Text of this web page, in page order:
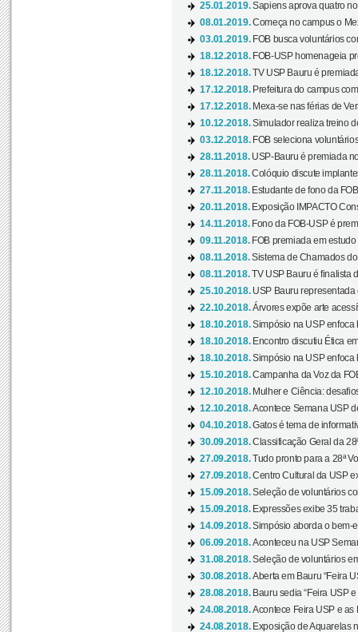
25.01.2019.Sapiens aprova quatro
08.01.2019.Começa no campus o
03.01.2019. FOB busca voluntários
18.12.2018. FOB-USP homenageia
18.12.2018.TV USP Bauru é
17.12.2018. Prefeitura do campus
17.12.2018. Mexa-se nas férias de
10.12.2018.Simulador realiza treino
03.12.2018. FOB seleciona
28.11.2018. USP-Bauru é premiada
28.11.2018.Colóquio discute
27.11.2018. Estudante de fono da
20.11.2018. Exposição IMPACTO
14.11.2018. Fono da FOB-USP é
09.11.2018. FOB premiada em estudo
08.11.2018.Sistema de Chamados
08.11.2018.TV USP Bauru é finalista
25.10.2018. USP Bauru representada
22.10.2018.Árvores expõe arte
18.10.2018.Simpósio na USP enfoca
18.10.2018. Encontro discutiu Ética
18.10.2018.Simpósio na USP enfoca
15.10.2018.Campanha da Voz da
12.10.2018. Mulher e Ciência:
12.10.2018.Acontece Semana USP
04.10.2018.Gatos é tema de
30.09.2018.Classificação Geral da
27.09.2018.Tudo pronto para a 28ª
27.09.2018.Centro Cultural da USP
15.09.2018.Seleção de voluntários
15.09.2018. Expressões exibe 35
14.09.2018.Simpósio aborda o bem-
06.09.2018.Aconteceu na USP
31.08.2018.Seleção de voluntários
30.08.2018.Aberta em Bauru “Feira
28.08.2018. Bauru sedia “Feira USP
24.08.2018.Acontece Feira USP e as
24.08.2018. Exposição de Aquarelas